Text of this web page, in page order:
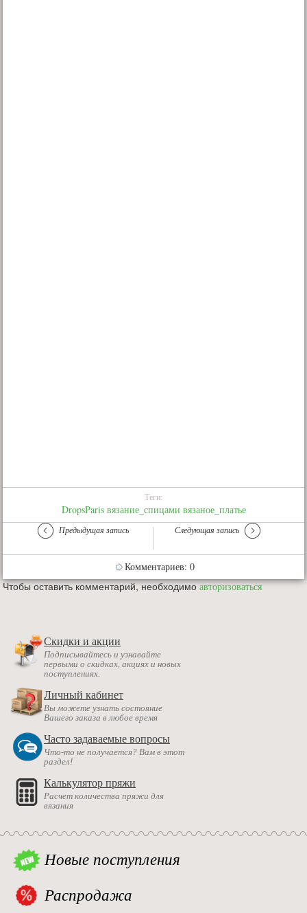
Теги:
DropsParis вязание_спицами вязаное_платье
Предыдущая запись Следующая запись
Комментариев: 0
Чтобы оставить комментарий, необходимоавторизоваться
Скидки и акции
Подписывайтесь и узнавайте
первыми о скидках, акциях и новых
поступлениях.
Личный кабинет
Вы можете узнать состояние
Вашего заказа в любое время
Часто задаваемые вопросы
Что-то не получается? Вам в этот
раздел!
Калькулятор пряжи
Расчет количества пряжи для
вязания
Новые поступления
Распродажа